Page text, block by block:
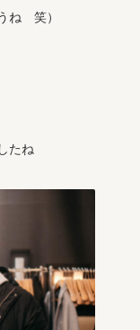
ね 笑）
たね